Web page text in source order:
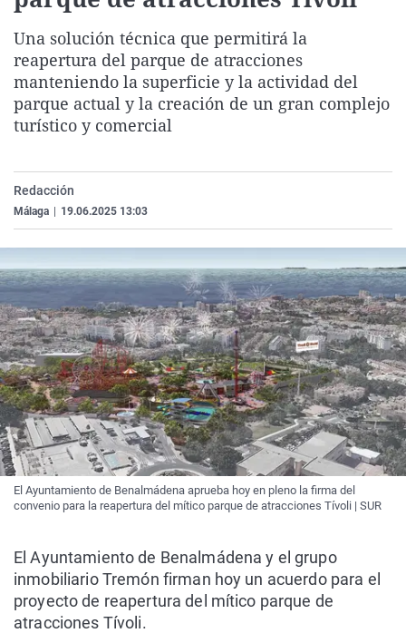
Gente viajera
Como el perro y el
Retornados
Equipo de
Operación Viuda
Galicia
La Rioja
Navarra
Televisión
Elecciones
Una solución técnica que permitirá la
reapertura del parque de atracciones
manteniendo la superficie y la actividad del
parque actual y la creación de un gran complejo
turístico y comercial
Redacción
Málaga 19.06.2025 13:03
El Ayuntamiento de Benalmádena aprueba hoy en pleno la firma del
convenio para la reapertura del mítico parque de atracciones Tívoli | SUR
El Ayuntamiento de Benalmádena y el grupo
inmobiliario Tremón firman hoy un acuerdo para el
proyecto de reapertura del mítico parque de
atracciones Tívoli.